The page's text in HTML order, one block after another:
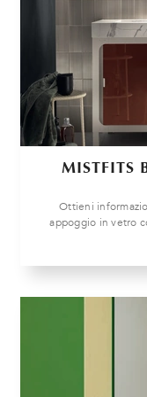
MISTFITS
Ottieni
appoggio in vetro